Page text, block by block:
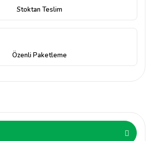
Stoktan Teslim
Özenli Paketleme